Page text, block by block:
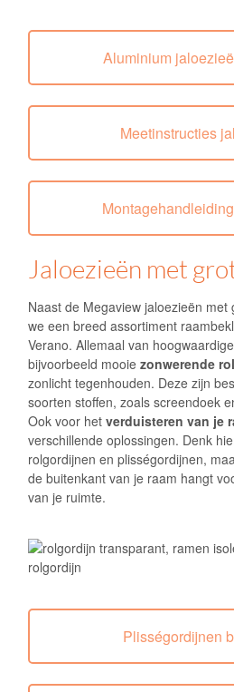
Aluminium
Meetinstructies
Jaloezieën met
Naast de Megaview jaloezieën
we een breed assortiment
Verano. Allemaal van
bijvoorbeeld mooie zonwerende
zonlicht tegenhouden. Deze zijn
soorten stoffen, zoals screendoek
Ook voor het verduisteren van je
verschillende oplossingen. Denk
rolgordijnen en plisségordijnen,
de buitenkant van je raam hangt
van je ruimte.
Plisségordijnen